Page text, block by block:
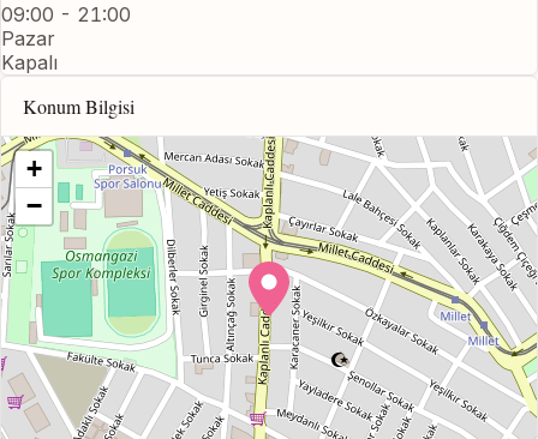
09:00 - 21:00
Pazar
Kapalı
Konum Bilgisi
+
−